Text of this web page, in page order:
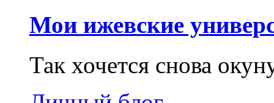
Мои ижевские
Так хочется снова